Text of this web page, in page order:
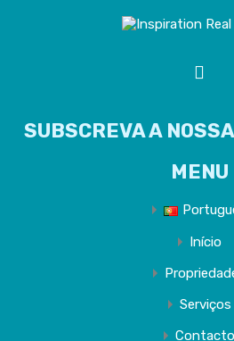
SUBSCREVA A
MENU
Início
Serviços
Contacto